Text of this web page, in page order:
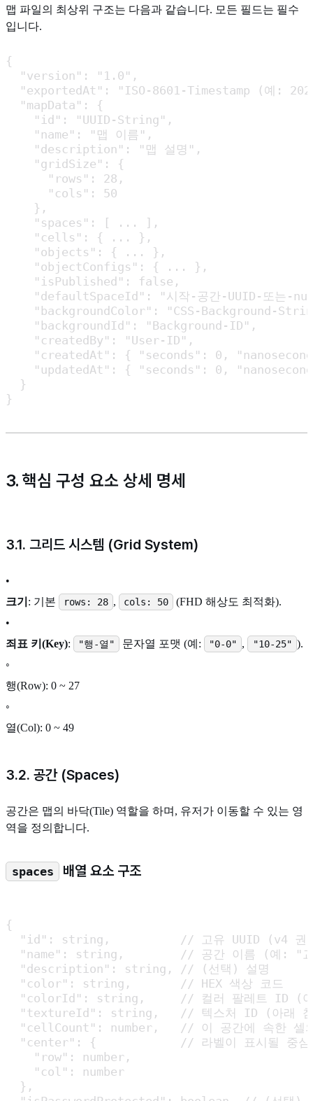
맵 파일의 최상위 구조는 다음과 같습니다. 모든 필드는 필수
입니다.
{
  "version": "1.0",
"exportedAt": "ISO-8601-Timestamp (예:
  "mapData": {
    "id": "UUID-String",
    "name": "맵 이름",
    "description": "맵 설명",
    "gridSize": {
      "rows": 28,
      "cols": 50
    },
    "spaces": [ ... ],
    "cells": { ... },
    "objects": { ... },
    "objectConfigs": { ... },
    "isPublished": false,
"defaultSpaceId": "시작-공간-UUID-또는-
"backgroundColor": "CSS-Background-
    "backgroundId": "Background-ID",
    "createdBy": "User-ID",
"createdAt": { "seconds": 0,
"updatedAt": { "seconds": 0,
  }
}
3. 핵심 구성 요소 상세 명세
3.1. 그리드 시스템 (Grid System)
•
크기 : 기본 rows: 28 , cols: 50
(FHD 해상도 최적화).
•
죄표 키(Key): "행-열" 문자열 포맷 (예: "0-0" , "10-25" ).
◦
행(Row): 0 ~ 27
◦
열(Col): 0 ~ 49
3.2. 공간 (Spaces)
공간은 맵의 바닥(Tile) 역할을 하며, 유저가 이동할 수 있는 영
역을 정의합니다.
spaces 배열 요소 구조
{
"id": string,          // 고유 UUID (v4 권
"name": string,        // 공간 이름 (예: "
  "description": string, // (선택) 설명
  "color": string,       // HEX 색상 코드
"colorId": string,     // 컬러 팔레트 ID (
"textureId": string,   // 텍스처 ID (아래
"cellCount": number,   // 이 공간에 속한 셀
"center": {            // 라벨이 표시될 중심
    "row": number,
    "col": number
  },